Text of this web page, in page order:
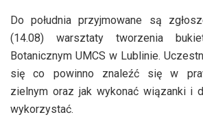
Do południa przyjmowane są
(14.08) warsztaty tworzenia
Botanicznym UMCS w Lublinie.
się co powinno znaleźć się w
zielnym oraz jak wykonać wiązanki i
wykorzystać.